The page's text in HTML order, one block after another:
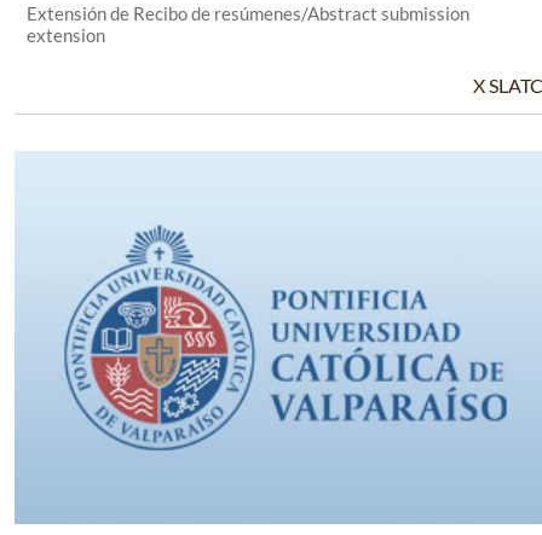
Extensión de Recibo de resúmenes/Abstract submission
extension
X